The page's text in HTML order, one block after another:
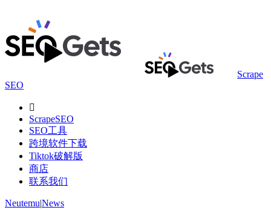
Scrape
SEO

ScrapeSEO
SEO工具
跨境软件下载
Tiktok破解版
商店
联系我们
Neutemu|News